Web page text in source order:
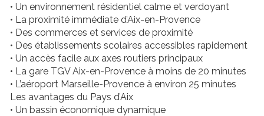
• Un environnement résidentiel calme et verdoyant
• La proximité immédiate d’Aix-en-Provence
• Des commerces et services de proximité
• Des établissements scolaires accessibles rapidement
• Un accès facile aux axes routiers principaux
• La gare TGV Aix-en-Provence à moins de 20 minutes
• L’aéroport Marseille-Provence à environ 25 minutes
Les avantages du Pays d’Aix
• Un bassin économique dynamique